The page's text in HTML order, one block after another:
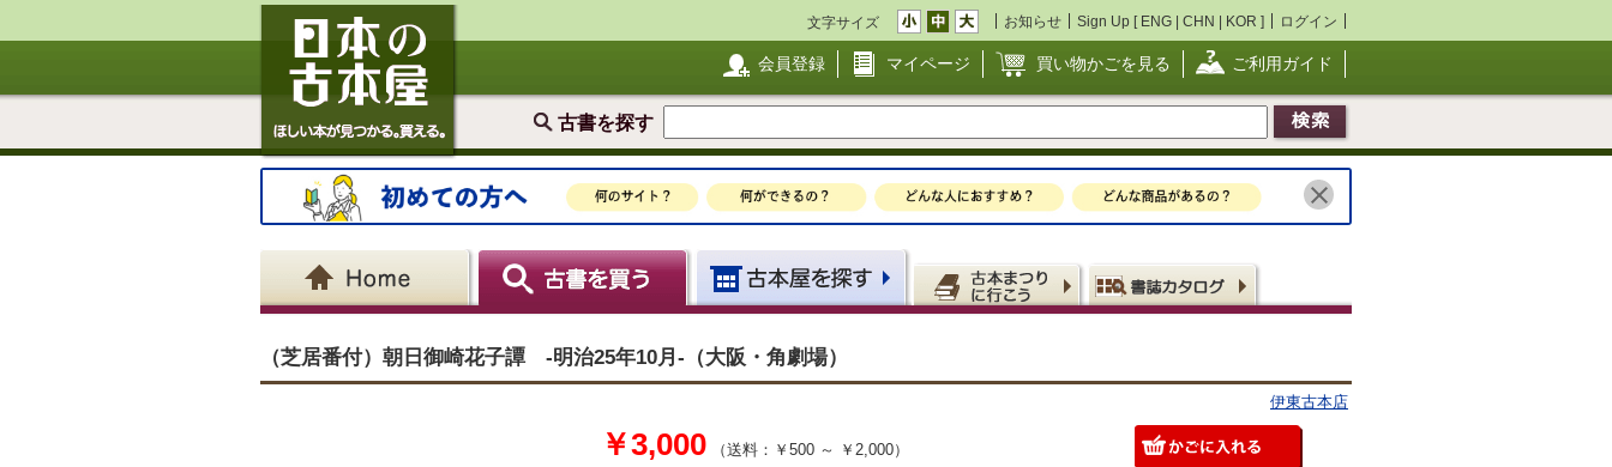
文字サイズ お知らせ Sign Up [ ENG | CHN | KOR ] ログイン
会員登録 マイページ 買い物かごを見る ご利用ガイド
古書を探す
（芝居番付）朝日御崎花子譚 -明治25年10月-（大阪・角劇場）
伊東古本店
￥3,000 （送料：￥500 ～ ￥2,000）